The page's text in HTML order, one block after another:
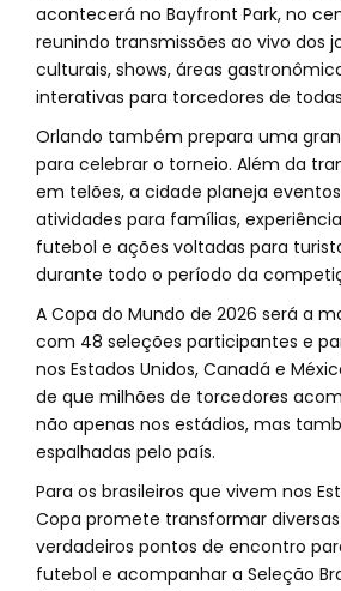
acontecerá no Bayfront Park, no
reunindo transmissões ao vivo dos
culturais, shows, áreas
interativas para torcedores de
Orlando também prepara uma
para celebrar o torneio. Além da
em telões, a cidade planeja
atividades para famílias,
futebol e ações voltadas para
durante todo o período da
A Copa do Mundo de 2026 será a
com 48 seleções participantes e
nos Estados Unidos, Canadá e
de que milhões de torcedores
não apenas nos estádios, mas
espalhadas pelo país.
Para os brasileiros que vivem nos
Copa promete transformar
verdadeiros pontos de encontro
futebol e acompanhar a Seleção